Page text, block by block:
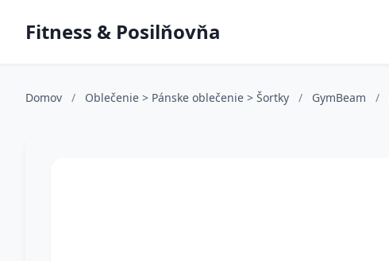
Fitness & Posilňovňa
Domov / Oblečenie > Pánske oblečenie > Šortky / GymBeam /